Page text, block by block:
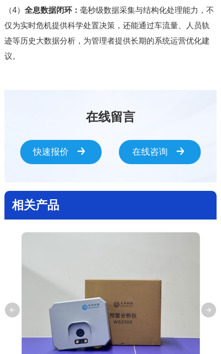
（4） 全息数据闭环： 毫秒级数据采集与结构化处理能力，不
仅为实时危机提供科学处置决策，还能通过车流量、人员轨
迹等历史大数据分析，为管理者提供长期的系统运营优化建
议。
在线留言
快速报价 在线咨询
相关产品